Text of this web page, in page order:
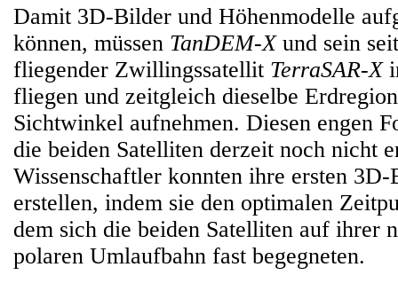
Damit 3D-Bilder und Höhenmodelle
können, müssen TanDEM-Xund sein
fliegender Zwillingssatellit TerraSAR-X
fliegen und zeitgleich dieselbe
Sichtwinkel aufnehmen. Diesen engen
die beiden Satelliten derzeit noch nicht
Wissenschaftler konnten ihre ersten
erstellen, indem sie den optimalen
dem sich die beiden Satelliten auf ihrer
polaren Umlaufbahn fast begegneten.